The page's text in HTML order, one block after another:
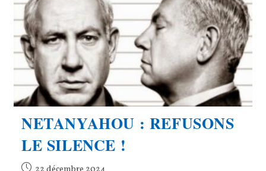
NETANYAHOU : REFUSONS
LE SILENCE !
Publication